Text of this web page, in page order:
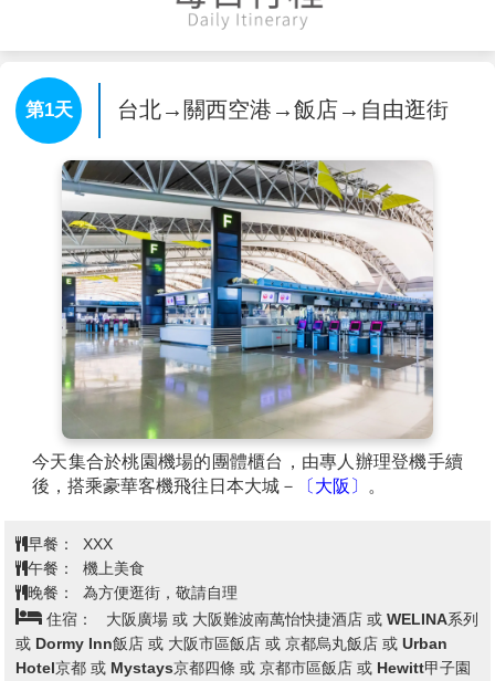
第1天 台北→關西空港→飯店→自由逛街
今天集合於桃園機場的團體櫃台，由專人辦理登機手續
後，搭乘豪華客機飛往日本大城－
〔大阪〕 。
早餐：
XXX
午餐：
機上美食
晚餐：
為方便逛街，敬請自理
住宿：
大阪廣場 或 大阪難波南萬怡快捷酒店 或 WELINA系列
或 Dormy Inn飯店 或 大阪市區飯店 或 京都烏丸飯店 或 Urban
Hotel京都 或 Mystays京都四條 或 京都市區飯店 或 Hewitt甲子園